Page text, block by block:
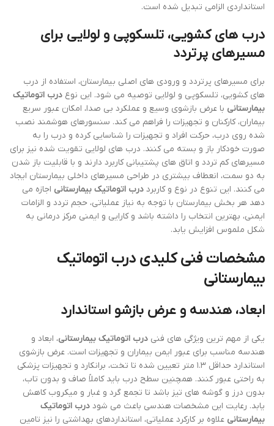
استانداردی الزامی تبدیل شده است.
درب های کشویی، تلسکوپی و لولایی برای
مسیرهای پرتردد
برای مسیرهای پرتردد و ورودی های اصلی بیمارستان، استفاده از درب
های کشویی، تلسکوپی و لولایی توصیه می شود. این نوع درب اتوماتیک
بیمارستانی با عرض بازشوی وسیع و عملکرد بی صدا، امکان عبور سریع
بیماران، کارکنان و تجهیزات را فراهم می کند. سنسورهای هوشمند نصب
شده روی درب، حرکت افراد و تجهیزات را شناسایی کرده و درب را به
صورت خودکار باز و بسته می کنند. درب های لولایی تقویت شده نیز برای
مسیرهای کم تردد و اتاق های پشتیبانی کاربرد دارند و با قابلیت باز شدن
به دو سمت، انعطاف بیشتری در طراحی مسیرهای داخلی بیمارستان ایجاد
می کنند. این تنوع در نوع و کاربرد درب اتوماتیک بیمارستانی اجازه می
دهد هر بخش بیمارستان با توجه به نیاز عملیاتی، حجم تردد و الزامات
ایمنی، بهترین انتخاب را داشته باشد و کارایی و ایمنی مرکز درمانی به
شکل ملموس افزایش یابد.
مشخصات فنی کلیدی درب اتوماتیک
بیمارستانی
ابعاد، هندسه و عرض بازشو استاندارد
یکی از مهم ترین ویژگی های فنی درب اتوماتیک بیمارستانی، ابعاد و
هندسه مناسب برای عبور ایمن بیماران و تجهیزات است. عرض بازشوی
استاندارد حداقل ۱.۳ متر تعیین شده تا تخت، برانکارد و تجهیزات پزشکی
به راحتی عبور کنند. همچنین سطح درب باید کاملاً صاف و بدون تاب،
بدون درز و گوشه های تیز باشد تا تجمع گرد و غبار و میکروب کاهش
یابد. رعایت این مشخصات هندسی باعث می شود درب اتوماتیک
بیمارستانی علاوه بر کارکرد عملیاتی، استانداردهای بهداشتی را نیز تامین